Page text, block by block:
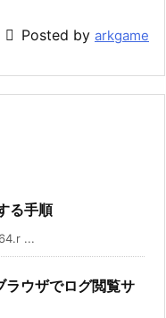
 Posted by arkgame
る手順
...
ウザでログ閲覧サ